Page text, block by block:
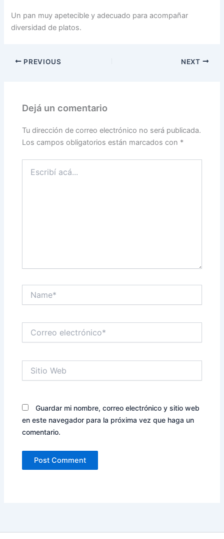
Un pan muy apetecible y adecuado para acompañar
diversidad de platos.
PREVIOUS NEXT
Dejá un comentario
Tu dirección de correo electrónico no será publicada.
Los campos obligatorios están marcados con *
acá...
electrónico*
Web
Guardar mi nombre, correo electrónico y sitio web
en este navegador para la próxima vez que haga un
comentario.